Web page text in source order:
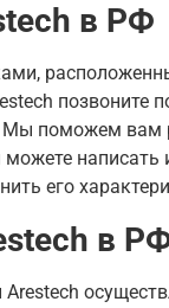
в РФ
позвоните
Мы поможем вам
написать
его
в